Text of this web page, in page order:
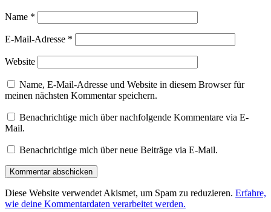
Name *
E-Mail-Adresse *
Website
Name, E-Mail-Adresse und Website in diesem Browser für
meinen nächsten Kommentar speichern.
Benachrichtige mich über nachfolgende Kommentare via E-
Mail.
Benachrichtige mich über neue Beiträge via E-Mail.
Diese Website verwendet Akismet, um Spam zu reduzieren. Erfahre,
wie deine Kommentardaten verarbeitet werden.